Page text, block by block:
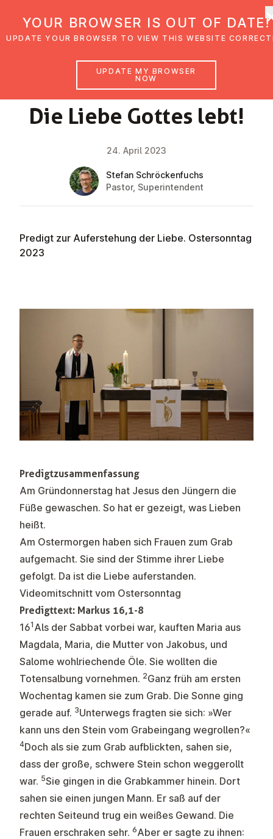
Die Liebe Gottes lebt!
FAITH IMPULSE
24. April 2023
Stefan Schröckenfuchs
Pastor, Superintendent
Predigt zur Auferstehung der Liebe. Ostersonntag
2023
Predigtzusammenfassung
Am Gründonnerstag hat Jesus den Jüngern die
Füße gewaschen. So hat er gezeigt, was Lieben
heißt.
Am Ostermorgen haben sich Frauen zum Grab
aufgemacht. Sie sind der Stimme ihrer Liebe
gefolgt. Da ist die Liebe auferstanden.
Videomitschnitt vom Ostersonntag
Predigttext: Markus 16,1-8
161 Als der Sabbat vorbei war, kauften Maria aus
Magdala, Maria, die Mutter von Jakobus, und
Salome wohlriechende Öle. Sie wollten die
Totensalbung vornehmen. 2Ganz früh am ersten
Wochentag kamen sie zum Grab. Die Sonne ging
gerade auf. 3Unterwegs fragten sie sich: »Wer
kann uns den Stein vom Grabeingang wegrollen?«
4Doch als sie zum Grab aufblickten, sahen sie,
dass der große, schwere Stein schon weggerollt
war. 5Sie gingen in die Grabkammer hinein. Dort
sahen sie einen jungen Mann. Er saß auf der
rechten Seiteund trug ein weißes Gewand. Die
Frauen erschraken sehr. 6Aber er sagte zu ihnen:
YOUR BROWSER IS OUT OF DATE!
UPDATE YOUR BROWSER TO VIEW THIS WEBSITE
UPDATE MY BROWSER
NOW